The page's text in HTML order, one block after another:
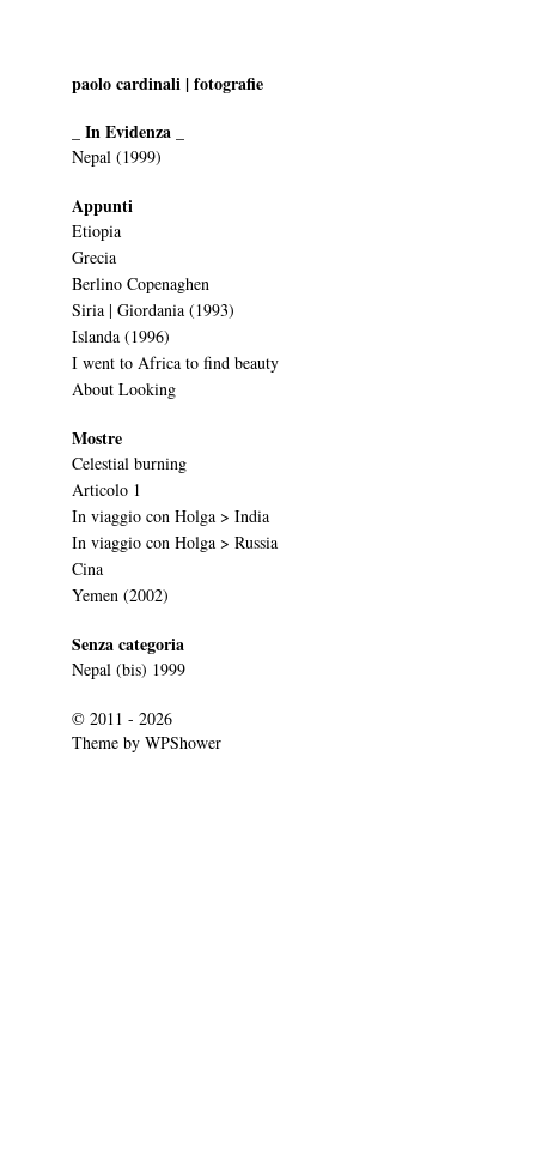
paolo cardinali | fotografie
_ In Evidenza _
Nepal (1999)
Appunti
Etiopia
Grecia
Berlino Copenaghen
Siria | Giordania (1993)
Islanda (1996)
I went to Africa to find beauty
About Looking
Mostre
Celestial burning
Articolo 1
In viaggio con Holga > India
In viaggio con Holga > Russia
Cina
Yemen (2002)
Senza categoria
Nepal (bis) 1999
© 2011 - 2026
Theme by WPShower